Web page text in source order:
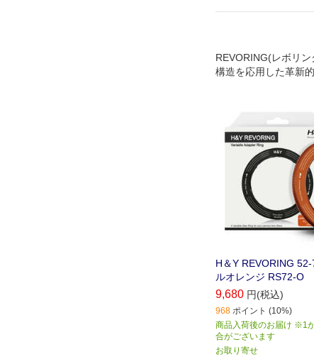
REVORING(レボリ
構造を応用した革新
H＆Y REVORING
ルオレンジ RS72-O
9,680 円(税込)
968 ポイント (10%)
商品入荷後のお届け ※1
合がございます
お取り寄せ